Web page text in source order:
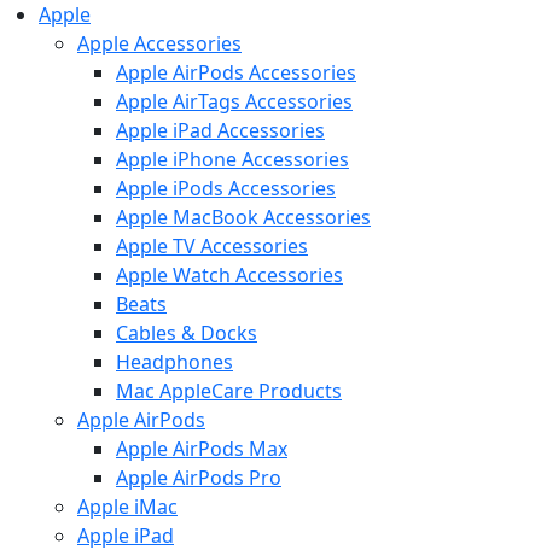
Apple
Apple Accessories
Apple AirPods Accessories
Apple AirTags Accessories
Apple iPad Accessories
Apple iPhone Accessories
Apple iPods Accessories
Apple MacBook Accessories
Apple TV Accessories
Apple Watch Accessories
Beats
Cables & Docks
Headphones
Mac AppleCare Products
Apple AirPods
Apple AirPods Max
Apple AirPods Pro
Apple iMac
Apple iPad